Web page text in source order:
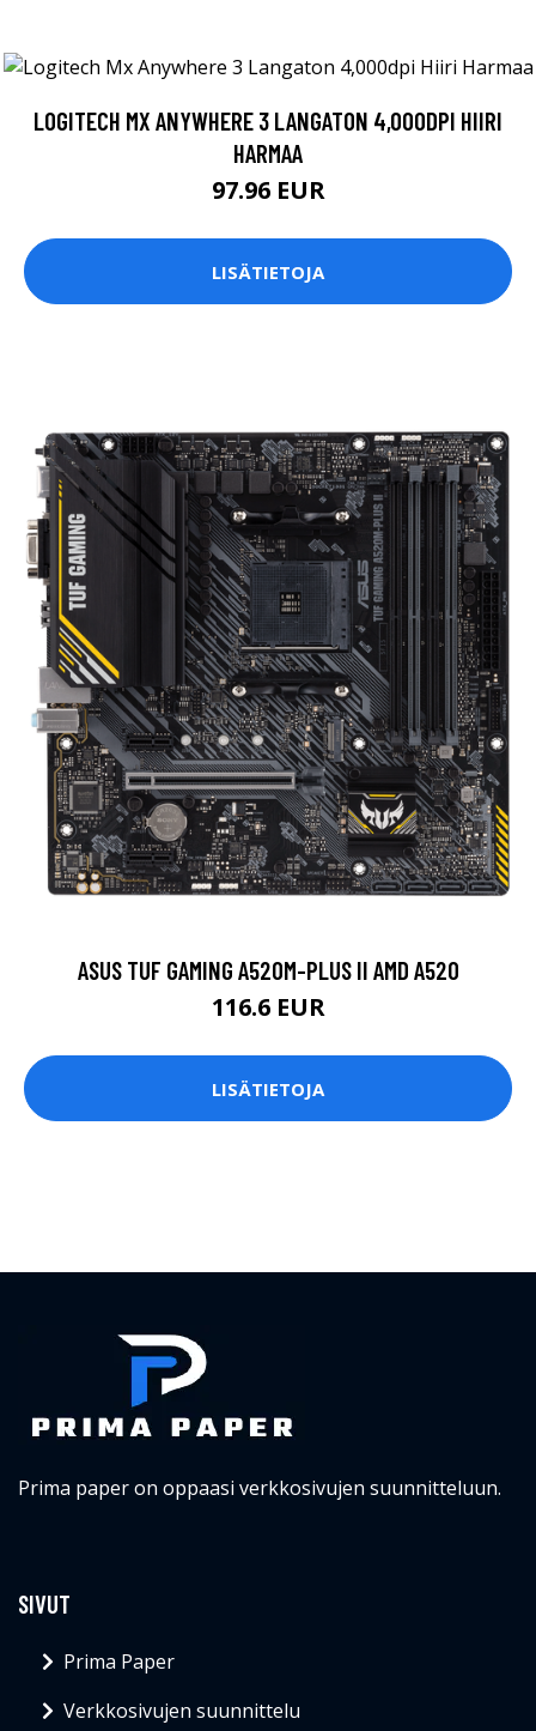
LOGITECH MX ANYWHERE 3 LANGATON 4,000DPI HIIRI
HARMAA
97.96 EUR
LISÄTIETOJA
ASUS TUF GAMING A520M-PLUS II AMD A520
116.6 EUR
LISÄTIETOJA
Prima paper on oppaasi verkkosivujen suunnitteluun.
SIVUT
Prima Paper
Verkkosivujen suunnittelu